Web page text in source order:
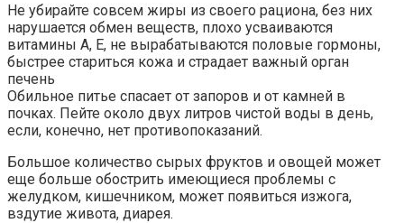
Не убирайте совсем жиры из своего рациона, без них
нарушается обмен веществ, плохо усваиваются
витамины А, Е, не вырабатываются половые гормоны,
быстрее стариться кожа и страдает важный орган
печень
Обильное питье спасает от запоров и от камней в
почках. Пейте около двух литров чистой воды в день,
если, конечно, нет противопоказаний.
Большое количество сырых фруктов и овощей может
еще больше обострить имеющиеся проблемы с
желудком, кишечником, может появиться изжога,
вздутие живота, диарея.